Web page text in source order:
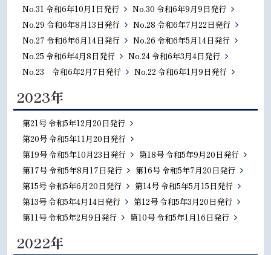
No.31 令和6年10月1日発行
No.30 令和6年9月9日発行
No.29 令和6年8月13日発行
No.28 令和6年7月22日発行
No.27 令和6年6月14日発行
No.26 令和6年5月14日発行
No.25 令和6年4月8日発行
No.24 令和6年3月4日発行
No.23 令和6年2月7日発行
No.22 令和6年1月9日発行
2023年
第21号 令和5年12月20日発行
第20号 令和5年11月20日発行
第19号 令和5年10月23日発行
第18号 令和5年9月20日発行
第17号 令和5年8月17日発行
第16号 令和5年7月20日発行
第15号 令和5年6月20日発行
第14号 令和5年5月15日発行
第13号 令和5年4月14日発行
第12号 令和5年3月20日発行
第11号 令和5年2月9日発行
第10号 令和5年1月16日発行
2022年